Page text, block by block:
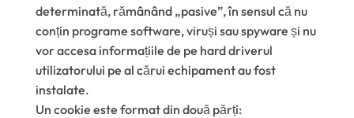
determinată, rămânând „pasive”, în sensul că nu
conțin programe software, viruși sau spyware și nu
vor accesa informațiile de pe hard driverul
utilizatorului pe al cărui echipament au fost
instalate.
Un cookie este format din două părți: